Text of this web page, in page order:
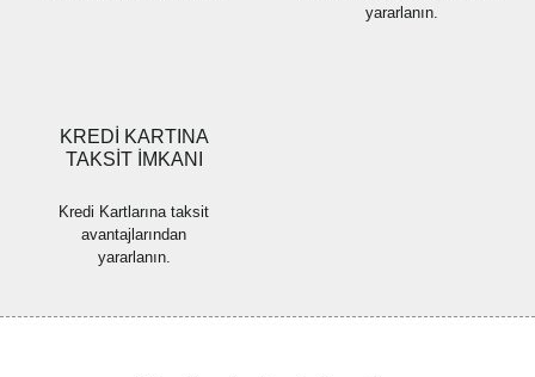
yararlanın.
KREDİ KARTINA
TAKSİT İMKANI
Kredi Kartlarına taksit
avantajlarından
yararlanın.